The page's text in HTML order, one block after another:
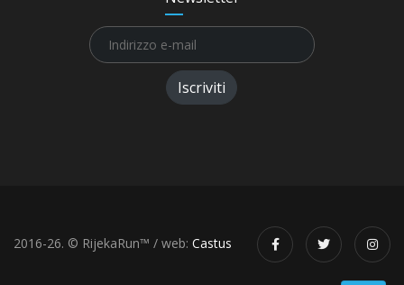
Iscriviti
2016-26. © RijekaRun™ / web: Castus